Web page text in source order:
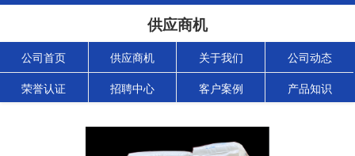
供应商机
公司首页 供应商机 关于我们 公司动态
荣誉认证 招聘中心 客户案例 产品知识